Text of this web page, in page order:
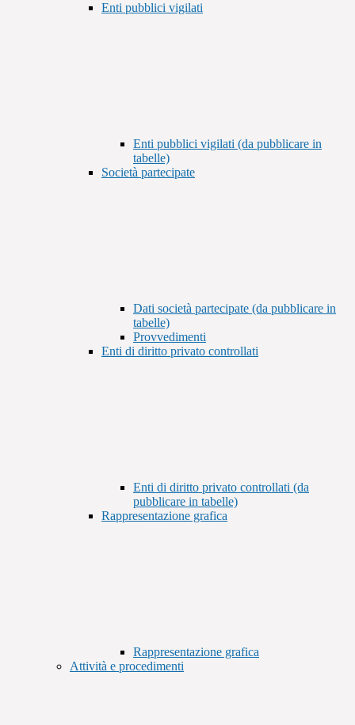
Enti pubblici vigilati
Enti pubblici vigilati (da pubblicare in
tabelle)
Società partecipate
Dati società partecipate (da pubblicare in
tabelle)
Provvedimenti
Enti di diritto privato controllati
Enti di diritto privato controllati (da
pubblicare in tabelle)
Rappresentazione grafica
Rappresentazione grafica
Attività e procedimenti